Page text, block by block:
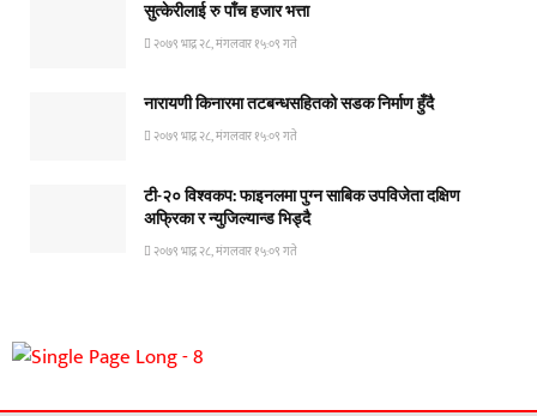
सुत्केरीलाई रु पाँच हजार भत्ता
२०७९ भाद्र २८, मंगलवार १५:०९ गते
नारायणी किनारमा तटबन्धसहितको सडक निर्माण हुँदै
२०७९ भाद्र २८, मंगलवार १५:०९ गते
टी-२० विश्वकप: फाइनलमा पुग्न साबिक उपविजेता दक्षिण
अफ्रिका र न्युजिल्यान्ड भिड्दै
२०७९ भाद्र २८, मंगलवार १५:०९ गते